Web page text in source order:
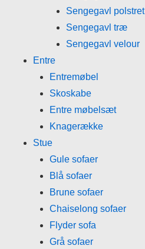
Sengegavl polstret
Sengegavl træ
Sengegavl velour
Entre
Entremøbel
Skoskabe
Entre møbelsæt
Knagerække
Stue
Gule sofaer
Blå sofaer
Brune sofaer
Chaiselong sofaer
Flyder sofa
Grå sofaer